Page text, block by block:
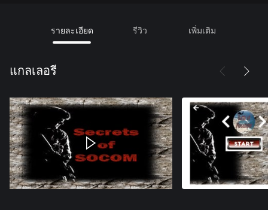
รายละเอียด รีวิว เพิ่มเติม
แกลเลอรี